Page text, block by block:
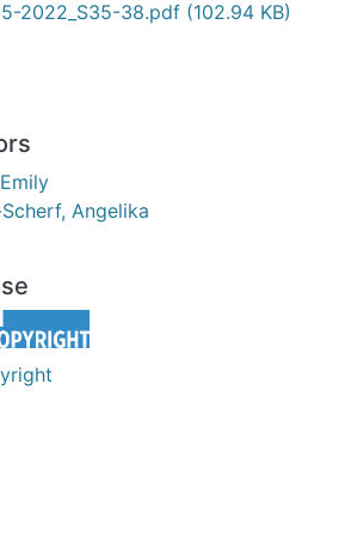
2022_S35-38.pdf (102.94 KB)
Angelika